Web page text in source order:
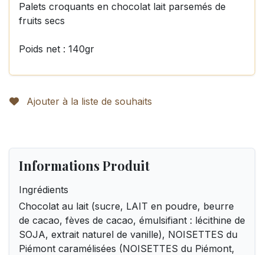
Palets croquants en chocolat lait parsemés de
fruits secs
Poids net : 140gr
Ajouter à la liste de souhaits
Informations Produit
Ingrédients
Chocolat au lait (sucre, LAIT en poudre, beurre
de cacao, fèves de cacao, émulsifiant : lécithine de
SOJA, extrait naturel de vanille), NOISETTES du
Piémont caramélisées (NOISETTES du Piémont,